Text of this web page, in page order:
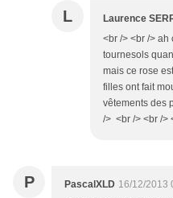
L Laurence
<br /> <br /> ah
tournesols
mais ce rose
filles ont fait
vêtements des
/> <br /> <br />
P PascalXLD 16/12/2013